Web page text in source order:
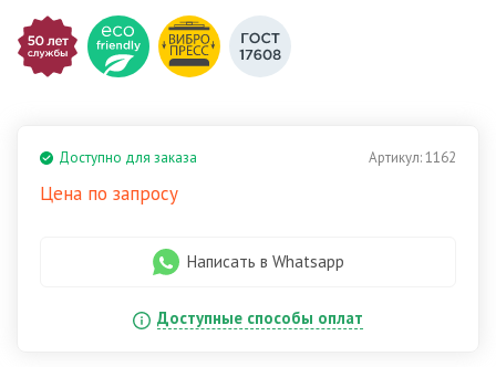
Артикул:1162
Доступно для заказа
Цена по запросу
Написать в Whatsapp
Доступные способы оплат